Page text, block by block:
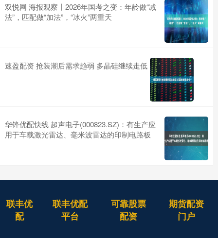
双悦网 海报观察丨2026年国考之变：年龄做“减
法”，匹配做“加法”，“冰火”两重天
速盈配资 抢装潮后需求趋弱 多晶硅继续走低
华锋优配快线 超声电子(000823.SZ)：有生产应
用于车载激光雷达、毫米波雷达的印制电路板
联丰优
配
联丰优配
平台
可靠股票
配资
期货配资
门户